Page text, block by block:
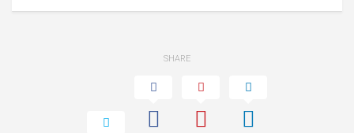
SHARE